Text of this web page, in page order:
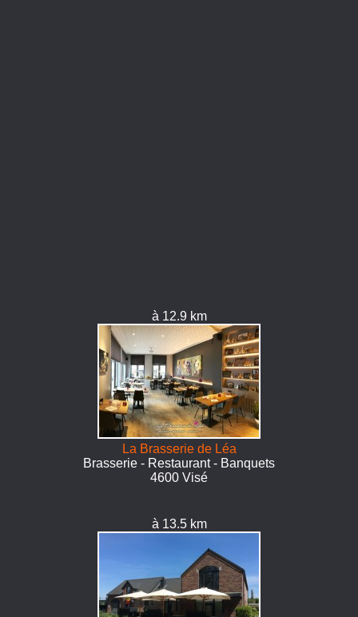
à 12.9 km
La Brasserie de Léa
Brasserie - Restaurant - Banquets
4600 Visé
à 13.5 km